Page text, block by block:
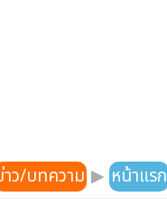
าว/บทความ ▶ หน้าแรก